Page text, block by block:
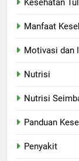
Kesehatan
Manfaat
Motivasi dan
Nutrisi
Nutrisi
Panduan
Penyakit